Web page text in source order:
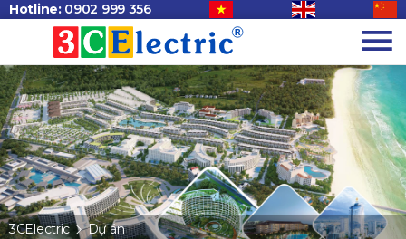
Hotline: 0902 999 356
3CElectric Dự án